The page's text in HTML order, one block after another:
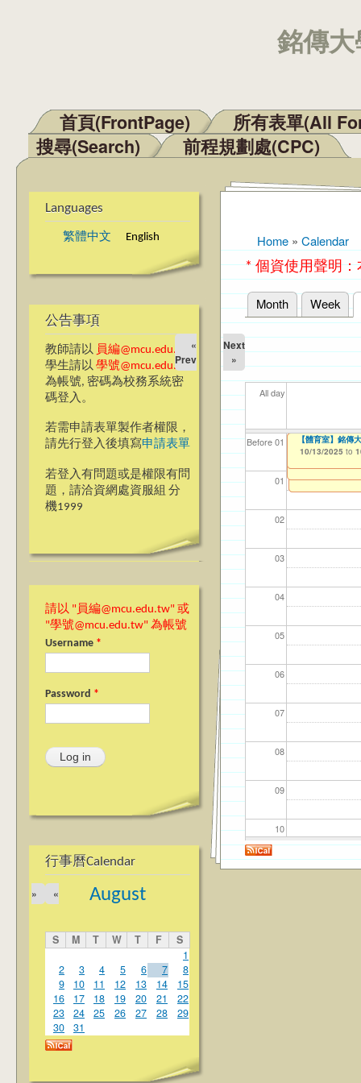
銘傳
Main menu
首頁(FrontPage)
所有表單(All
搜尋(Search)
前程規劃處(CPC)
Languages
繁體中文 English
公告事項
教師請以 員編@mcu.edu.tw
學生請以 學號@mcu.edu.tw
為帳號, 密碼為校務系統密
碼登入。
若需申請表單製作者權限，
請先行登入後填寫申請表單
若登入有問題或是權限有問
題，請洽資網處資服組 分
機1999
請以 "員編@mcu.edu.tw" 或
"學號@mcu.edu.tw" 為帳號
Username *
Password *
行事曆Calendar
August
«
»
S M T W T F
S
1
2
3 4 5 6 7
8
9
10 11 12 13 14
15
16
17 18 19 20 21
22
23
24 25 26 27 28
29
30
31
You are here
Home » Calendar
* 個資使用聲明
Primary tabs
Month Week
«
Prev
Next
»
All day
Before 01
01
02
03
04
05
06
07
08
09
10
11
【資網處】
整合系統～表單
【財務處】工讀
11/12/2021 to
【財務處】漏打
錄
114學年度前程
表(服務學習教師
114學年度前程
回饋表(服務學習
114
03/
【學
07/
114
09/
商品
11/
教務
11/
114
02/
【財
08/
高中
09/
【高教深耕計
Encourage
【高教深耕計
2026 Annual
【國教處僑陸事
10/06/2025 to
【體育室】銘傳
10/13/2025 to
【體育室】銘傳
10/13/2025 to